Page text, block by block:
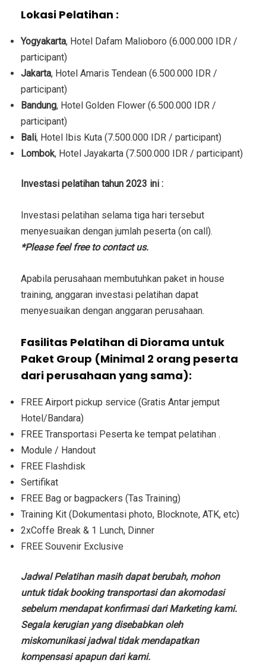
Lokasi Pelatihan :
Yogyakarta, Hotel Dafam Malioboro (6.000.000 IDR /
participant)
Jakarta, Hotel Amaris Tendean (6.500.000 IDR /
participant)
Bandung, Hotel Golden Flower (6.500.000 IDR /
participant)
Bali, Hotel Ibis Kuta (7.500.000 IDR / participant)
Lombok, Hotel Jayakarta (7.500.000 IDR / participant)
Investasi pelatihan tahun 2023 ini :
Investasi pelatihan selama tiga hari tersebut
menyesuaikan dengan jumlah peserta (on call).
*Please feel free to contact us.
Apabila perusahaan membutuhkan paket in house
training, anggaran investasi pelatihan dapat
menyesuaikan dengan anggaran perusahaan.
Fasilitas Pelatihan di Diorama untuk
Paket Group (Minimal 2 orang peserta
dari perusahaan yang sama):
FREE Airport pickup service (Gratis Antar jemput
Hotel/Bandara)
FREE Transportasi Peserta ke tempat pelatihan .
Module / Handout
FREE Flashdisk
Sertifikat
FREE Bag or bagpackers (Tas Training)
Training Kit (Dokumentasi photo, Blocknote, ATK, etc)
2xCoffe Break & 1 Lunch, Dinner
FREE Souvenir Exclusive
Jadwal Pelatihan masih dapat berubah, mohon
untuk tidak booking transportasi dan akomodasi
sebelum mendapat konfirmasi dari Marketing kami.
Segala kerugian yang disebabkan oleh
miskomunikasi jadwal tidak mendapatkan
kompensasi apapun dari kami.